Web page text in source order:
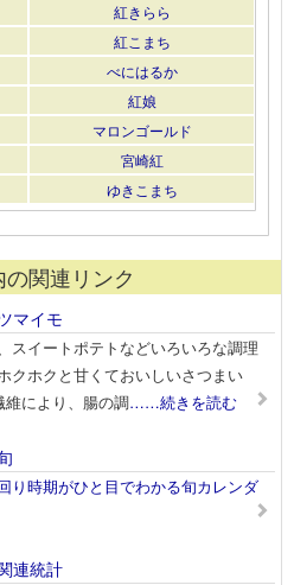
紅きらら
紅こまち
べにはるか
紅娘
マロンゴールド
宮崎紅
ゆきこまち
関連リンク
マイモ
スイートポテトなどいろいろな調理
クホクと甘くておいしいさつまい
維により、腸の調……続きを読む
り時期がひと目でわかる旬カレンダ
連統計